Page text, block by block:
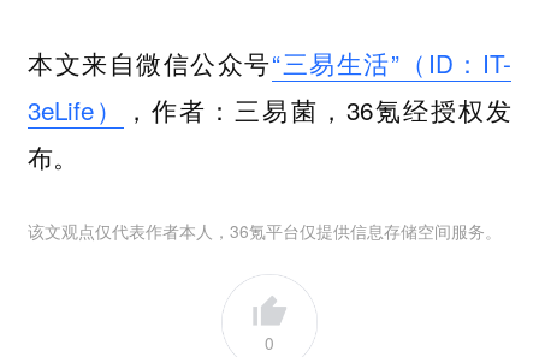
本文来自微信公众号“三易生活”（ID：IT-
3eLife）
，作者：三易菌，36氪经授权发
布。
该文观点仅代表作者本人，36氪平台仅提供信息存储空间服务。
0